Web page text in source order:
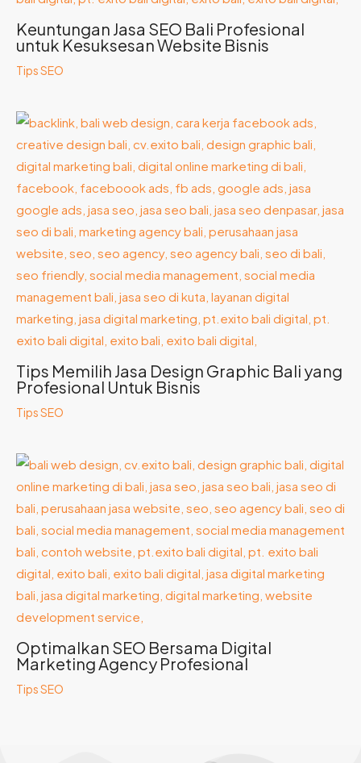
Keuntungan Jasa SEO Bali Profesional
untuk Kesuksesan Website Bisnis
Tips SEO
Tips Memilih Jasa Design Graphic Bali yang
Profesional Untuk Bisnis
Tips SEO
Optimalkan SEO Bersama Digital
Marketing Agency Profesional
Tips SEO